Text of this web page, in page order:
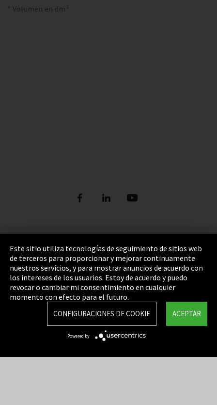
* Volumen en dm³
Pie de imprenta
Política de privacidad
Cookie Settings
Términos y Condiciones
Mapa del sitio
Integrity Line
Este sitio utiliza tecnologías de seguimiento de sitios web
de terceros para proporcionar y mejorar continuamente
nuestros servicios, y para mostrar anuncios de acuerdo con
los intereses de los usuarios. Estoy de acuerdo y puedo
revocar o cambiar mi consentimiento en cualquier
momento con efecto para el futuro.
ACEPTAR
CONFIGURACIONES DE COOKIE
Powered by